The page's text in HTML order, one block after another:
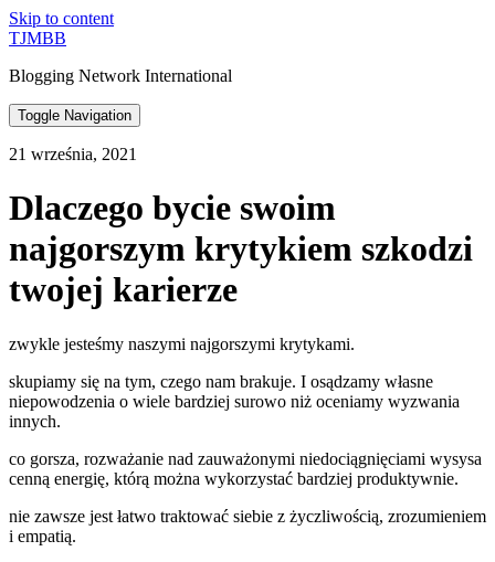
Skip to content
TJMBB
Blogging Network International
Toggle Navigation
21 września, 2021
Dlaczego bycie swoim
najgorszym krytykiem szkodzi
twojej karierze
zwykle jesteśmy naszymi najgorszymi krytykami.
skupiamy się na tym, czego nam brakuje. I osądzamy własne
niepowodzenia o wiele bardziej surowo niż oceniamy wyzwania
innych.
co gorsza, rozważanie nad zauważonymi niedociągnięciami wysysa
cenną energię, którą można wykorzystać bardziej produktywnie.
nie zawsze jest łatwo traktować siebie z życzliwością, zrozumieniem
i empatią.